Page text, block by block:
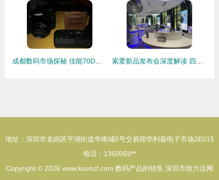
地址：深圳市龙岗区平湖街道华南城5号交易馆华利嘉电子市场2E015
电话：1360069**
Copyright © 2026 www.ksuhzf.com 数码产品的销售 深圳市致力达网